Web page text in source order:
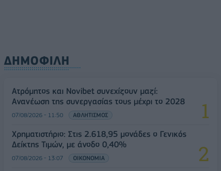
ΔΗΜΟΦΙΛΗ
Ατρόμητος και Novibet συνεχίζουν μαζί:
Ανανέωση της συνεργασίας τους μέχρι το 2028
07/08/2026 - 11:50 ΑΘΛΗΤΙΣΜΟΣ
Χρηματιστήριο: Στις 2.618,95 μονάδες ο Γενικός
Δείκτης Τιμών, με άνοδο 0,40%
07/08/2026 - 13:07 ΟΙΚΟΝΟΜΙΑ